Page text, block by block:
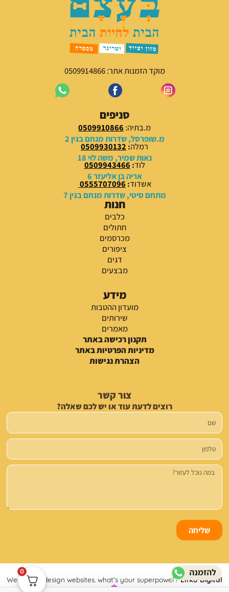
מוקד הזמנות אתר: 0509914866
סניפים
מ.בתיה: 0509910866
מ.שופרסל, שדרות מנחם בגין 2
רמלה:
0509930132
נאות שמיר, משה לוי 18
לוד:
0509943466
אריה בן אליעזר 6
אשדוד:
0555707096
מתחם סיטי, שדרות מנחם בגין 7
חנות
כלבים
חתולים
מכרסמים
ציפורים
דגים
מבצעים
מידע
מועדון ההטבות
שירותים
מאמרים
תקנון רכישה באתר
מדיניות הפרטיות באתר
הצהרת נגישות
צור קשר
רוצים לדעת עוד או יש לכם שאלה?
שם
טלפון
הודעה
שליחה
We build & design websites. what's your superpower?Lifko Digital
0